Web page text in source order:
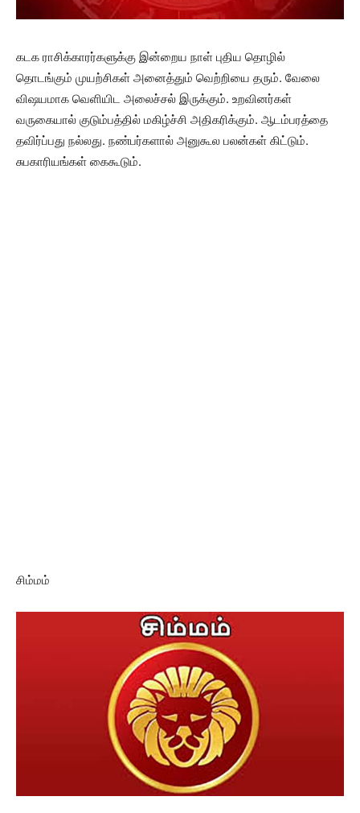
கடக ராசிக்காரர்களுக்கு இன்றைய நாள் புதிய தொழில்
தொடங்கும் முயற்சிகள் அனைத்தும் வெற்றியை தரும். வேலை
விஷயமாக வெளியிட அலைச்சல் இருக்கும். உறவினர்கள்
வருகையால் குடும்பத்தில் மகிழ்ச்சி அதிகரிக்கும். ஆடம்பரத்தை
தவிர்ப்பது நல்லது. நண்பர்களால் அனுகூல பலன்கள் கிட்டும்.
சுபகாரியங்கள் கைகூடும்.
சிம்மம்